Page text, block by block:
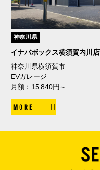
神奈川県
イナバボックス横須賀内川店
神奈川県横須賀市
EVガレージ
月額：15,840円～
MORE